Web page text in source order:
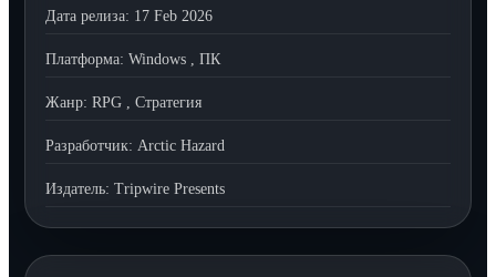
Дата релиза: 17 Feb 2026
Платформа: Windows , ПК
Жанр: RPG , Стратегия
Разработчик: Arctic Hazard
Издатель: Tripwire Presents